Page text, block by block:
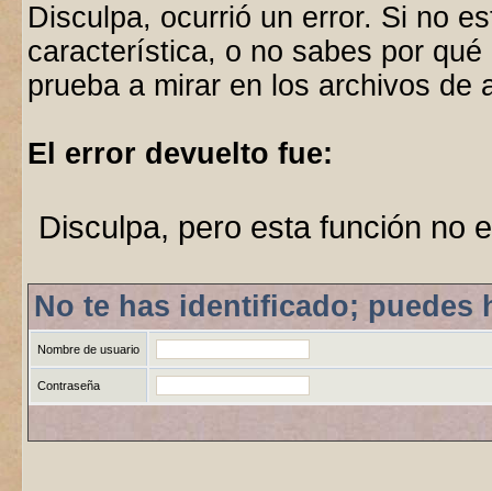
Disculpa, ocurrió un error. Si no
característica, o no sabes por
prueba a mirar en los archivos de
El error devuelto fue:
Disculpa, pero esta función no
No te has identificado; puedes
Nombre de usuario
Contraseña